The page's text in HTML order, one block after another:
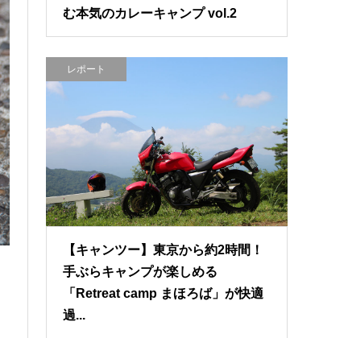
む本気のカレーキャンプ vol.2
レポート
【キャンツー】東京から約2時間！
手ぶらキャンプが楽しめる
「Retreat camp まほろば」が快適
過...